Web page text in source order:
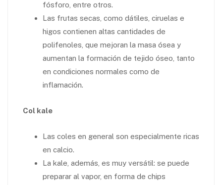
fósforo, entre otros.
Las frutas secas, como dátiles, ciruelas e
higos contienen altas cantidades de
polifenoles, que mejoran la masa ósea y
aumentan la formación de tejido óseo, tanto
en condiciones normales como de
inflamación.
Col kale
Las coles en general son especialmente ricas
en calcio.
La kale, además, es muy versátil: se puede
preparar al vapor, en forma de chips